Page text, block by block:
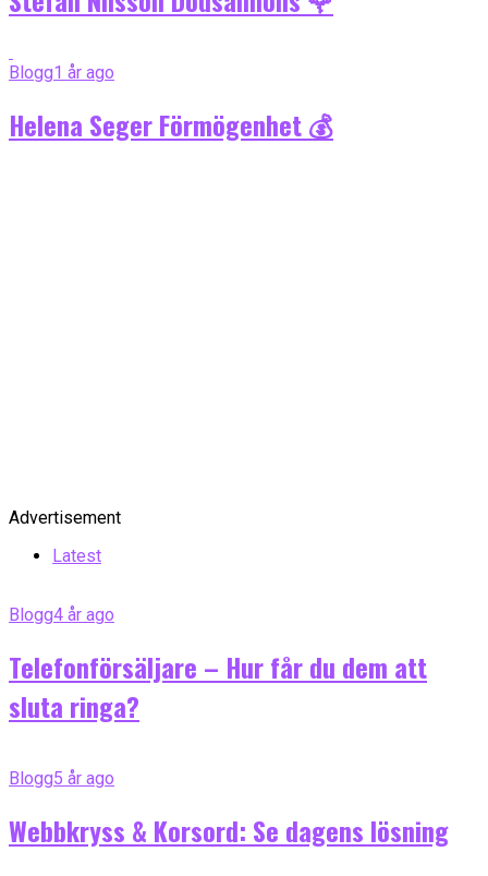
Blogg1 år ago
Helena Seger Förmögenhet 💰
Advertisement
Latest
Blogg4 år ago
Telefonförsäljare – Hur får du dem att
sluta ringa?
Blogg5 år ago
Webbkryss & Korsord: Se dagens lösning